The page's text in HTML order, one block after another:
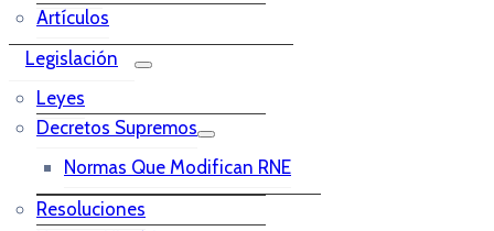
Artículos
Legislación
Leyes
Decretos Supremos
Normas Que Modifican RNE
Resoluciones